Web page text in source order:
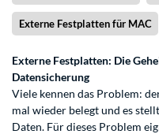
Externe Festplatten für MAC
Externe Festplatten: Die
Datensicherung
Viele kennen das Problem:
mal wieder belegt und es
Daten. Für dieses Problem